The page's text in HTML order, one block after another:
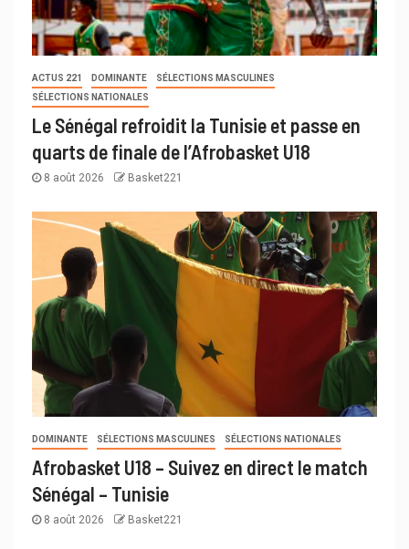
ACTUS 221 DOMINANTE
SÉLECTIONS MASCULINES
SÉLECTIONS NATIONALES
Le Sénégal refroidit la Tunisie et passe en
quarts de finale de l’Afrobasket U18
8 août 2026 Basket221
DOMINANTE SÉLECTIONS MASCULINES SÉLECTIONS NATIONALES
Afrobasket U18 – Suivez en direct le match
Sénégal – Tunisie
8 août 2026 Basket221